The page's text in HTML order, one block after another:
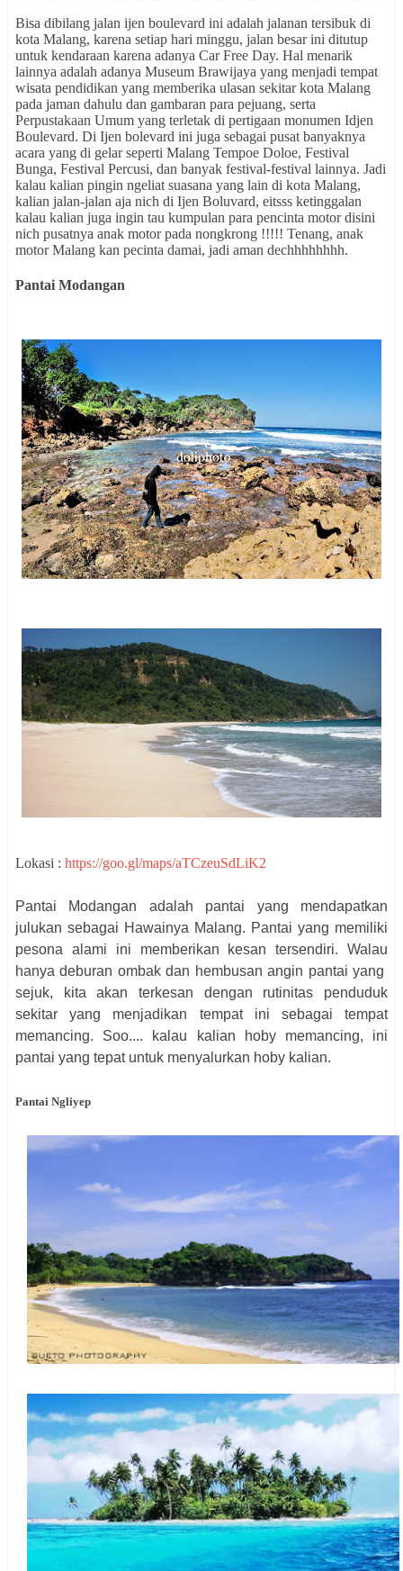
Bisa dibilang jalan ijen boulevard ini adalah jalanan tersibuk di
kota Malang, karena setiap hari minggu, jalan besar ini ditutup
untuk kendaraan karena adanya Car Free Day. Hal menarik
lainnya adalah adanya Museum Brawijaya yang menjadi tempat
wisata pendidikan yang memberika ulasan sekitar kota Malang
pada jaman dahulu dan gambaran para pejuang, serta
Perpustakaan Umum yang terletak di pertigaan monumen Idjen
Boulevard. Di Ijen bolevard ini juga sebagai pusat banyaknya
acara yang di gelar seperti Malang Tempoe Doloe, Festival
Bunga, Festival Percusi, dan banyak festival-festival lainnya. Jadi
kalau kalian pingin ngeliat suasana yang lain di kota Malang,
kalian jalan-jalan aja nich di Ijen Boluvard, eitsss ketinggalan
kalau kalian juga ingin tau kumpulan para pencinta motor disini
nich pusatnya anak motor pada nongkrong !!!!! Tenang, anak
motor Malang kan pecinta damai, jadi aman dechhhhhhhh.
Pantai Modangan
Lokasi : https://goo.gl/maps/aTCzeuSdLiK2
Pantai Modangan adalah pantai yang mendapatkan
julukan sebagai Hawainya Malang. Pantai yang memiliki
pesona alami ini memberikan kesan tersendiri. Walau
hanya deburan ombak dan hembusan angin pantai yang
sejuk, kita akan terkesan dengan rutinitas penduduk
sekitar yang menjadikan tempat ini sebagai tempat
memancing. Soo.... kalau kalian hoby memancing, ini
pantai yang tepat untuk menyalurkan hoby kalian.
Pantai Ngliyep